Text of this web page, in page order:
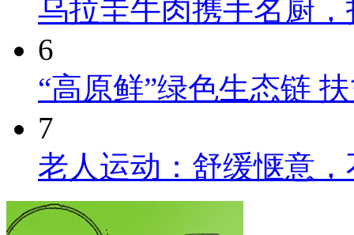
乌拉圭牛肉携手名厨
6
“高原鲜”绿色生态链
7
老人运动：舒缓惬意